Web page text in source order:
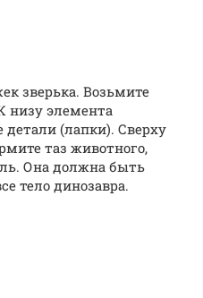
зверька. Возьмите
низу элемента
(лапки). Сверху
таз животного,
Она должна быть
тело динозавра.